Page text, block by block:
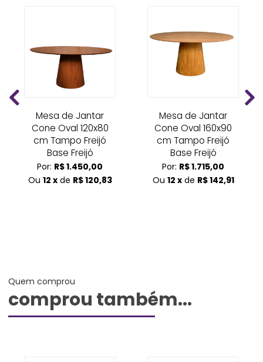
Mesa de Jantar
Cone Oval 120x80
cm Tampo Freijó
Base Freijó
Por: R$ 1.450,00
Ou 12 xde R$ 120,83
Mesa de Jantar
Cone Oval 160x90
cm Tampo Freijó
Base Freijó
Por: R$ 1.715,00
Ou 12 xde R$ 142,91
Quem comprou
comprou também...